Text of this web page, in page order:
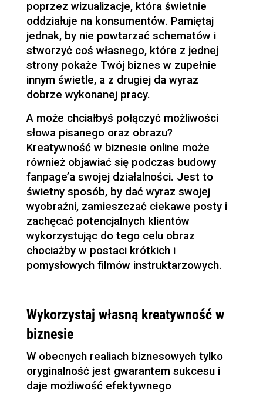
poprzez wizualizacje, która świetnie
oddziałuje na konsumentów. Pamiętaj
jednak, by nie powtarzać schematów i
stworzyć coś własnego, które z jednej
strony pokaże Twój biznes w zupełnie
innym świetle, a z drugiej da wyraz
dobrze wykonanej pracy.
A może chciałbyś połączyć możliwości
słowa pisanego oraz obrazu?
Kreatywność w biznesie online może
również objawiać się podczas budowy
fanpage’a swojej działalności. Jest to
świetny sposób, by dać wyraz swojej
wyobraźni, zamieszczać ciekawe posty i
zachęcać potencjalnych klientów
wykorzystując do tego celu obraz
chociażby w postaci krótkich i
pomysłowych filmów instruktarzowych.
Wykorzystaj własną kreatywność w
biznesie
W obecnych realiach biznesowych tylko
oryginalność jest gwarantem sukcesu i
daje możliwość efektywnego